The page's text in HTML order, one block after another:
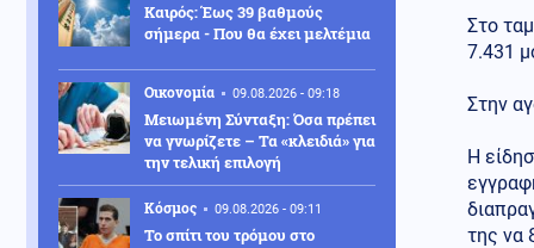
Στο
7.431
Στην
Η
της να
Καιρός: Έως 39 βαθμούς
σήμερα - Που θα έχει μελτέμια
Οικονομία 09.08.2026 - 09:18
Μειωμένη Σύνταξη: Όσα πρέπει
να γνωρίζετε – Τα «κλειδιά» για
την τελική επιλογή
Κόσμος 09.08.2026 - 09:11
Το σπίτι του τρόμου στο